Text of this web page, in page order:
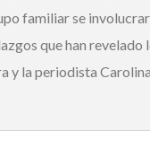
familiar se
que han revelado
y la periodista Carolina